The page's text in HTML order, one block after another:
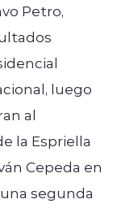
Petro,
luego
al
la Espriella
Cepeda en
segunda